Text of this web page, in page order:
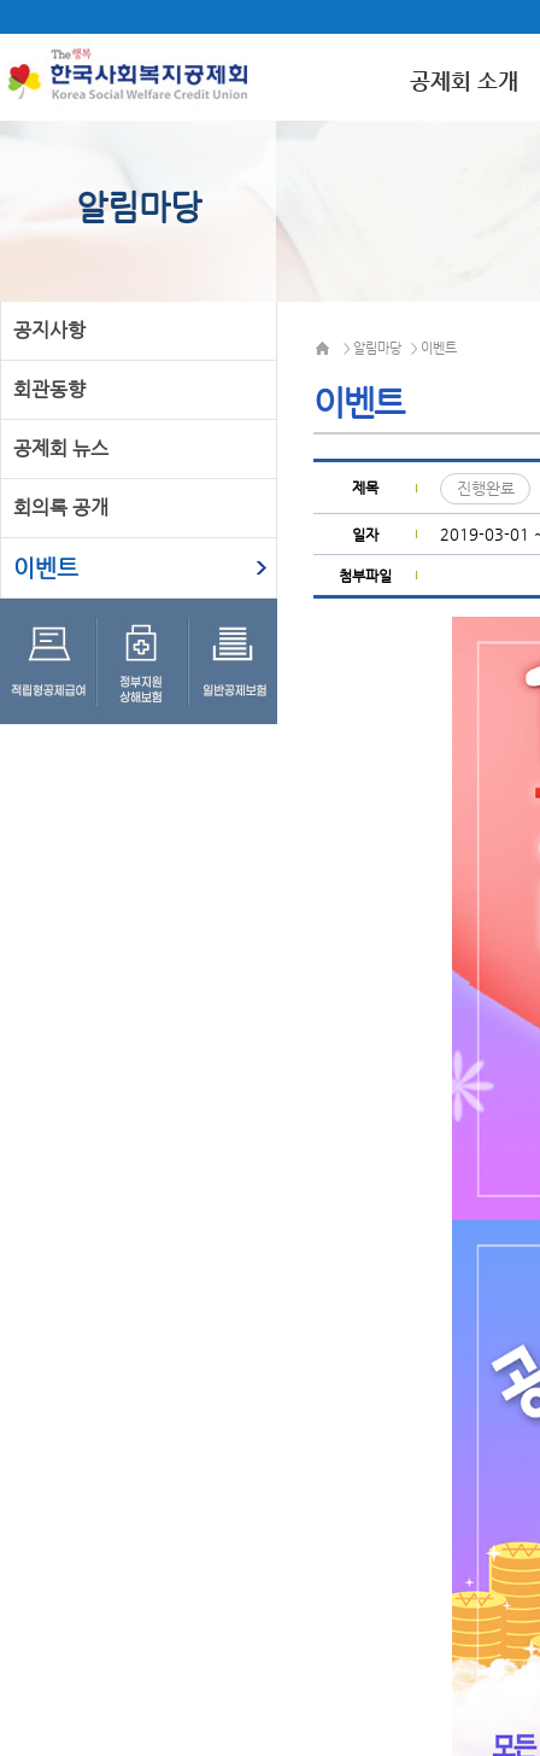
공제회 소개
알림마당
공지사항
회관동향
공제회 뉴스
회의록 공개
이벤트
> 알림마당 > 이벤트
이벤트
제목 진행완료
일자 2019-03-01
첨부파일